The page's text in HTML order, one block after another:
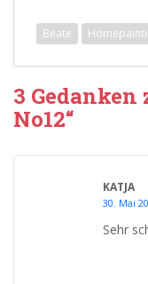
Beate
3
No12“
KATJA
30. Mai
Sehr